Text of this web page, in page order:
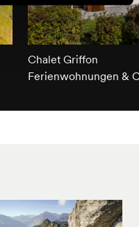
Chalet Griffon
Ferienwohnungen &